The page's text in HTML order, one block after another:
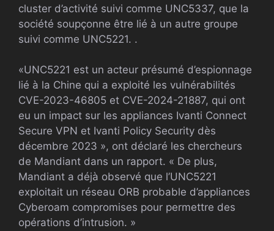
cluster d’activité suivi comme UNC5337, que la
société soupçonne être lié à un autre groupe
suivi comme UNC5221. .
«​​UNC5221 est un acteur présumé d’espionnage
lié à la Chine qui a exploité les vulnérabilités
CVE-2023-46805 et CVE-2024-21887, qui ont
eu un impact sur les appliances Ivanti Connect
Secure VPN et Ivanti Policy Security dès
décembre 2023 », ont déclaré les chercheurs
de Mandiant dans un rapport. « De plus,
Mandiant a déjà observé que l’UNC5221
exploitait un réseau ORB probable d’appliances
Cyberoam compromises pour permettre des
opérations d’intrusion. »